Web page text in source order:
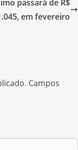
passará de R$
em fevereiro
Campos